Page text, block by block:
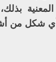
أي شكل